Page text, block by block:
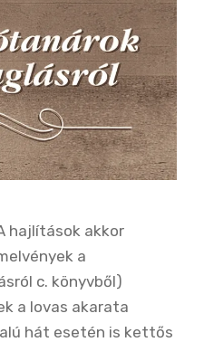
hajlítások akkor
a
c. könyvből)
a lovas akarata
hát esetén is kettős